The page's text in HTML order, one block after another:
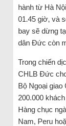
hành từ Hà
01.45 giờ, và
bay sẽ dừng
dân Đức còn
Trong chiến
CHLB Đức
Bộ Ngoại
200.000
Hàng chục
Nam, Peru